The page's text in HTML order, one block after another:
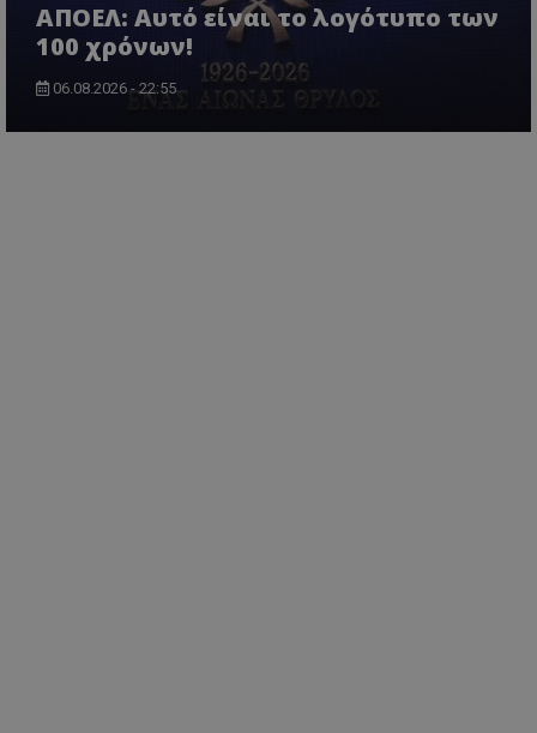
ΑΠΟΕΛ: Αυτό είναι το λογότυπο των
100 χρόνων!
06.08.2026 - 22:55